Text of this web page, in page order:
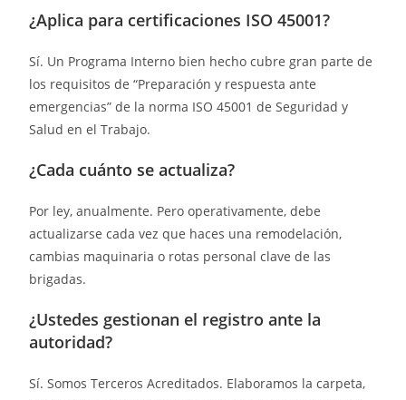
¿Aplica para certificaciones ISO 45001?
Sí. Un Programa Interno bien hecho cubre gran parte de
los requisitos de “Preparación y respuesta ante
emergencias” de la norma ISO 45001 de Seguridad y
Salud en el Trabajo.
¿Cada cuánto se actualiza?
Por ley, anualmente. Pero operativamente, debe
actualizarse cada vez que haces una remodelación,
cambias maquinaria o rotas personal clave de las
brigadas.
¿Ustedes gestionan el registro ante la
autoridad?
Sí. Somos Terceros Acreditados. Elaboramos la carpeta,